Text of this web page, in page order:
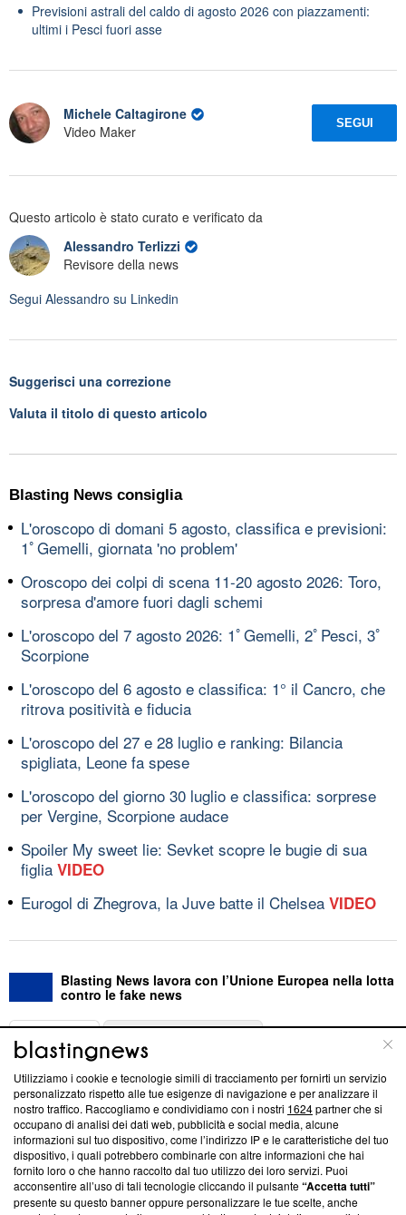
Previsioni astrali del caldo di agosto 2026 con piazzamenti:
ultimi i Pesci fuori asse
Michele Caltagirone
Video Maker
SEGUI
Questo articolo è stato curato e verificato da
Alessandro Terlizzi
Revisore della news
Segui Alessandro su Linkedin
Suggerisci una correzione
Valuta il titolo di questo articolo
Blasting News consiglia
L'oroscopo di domani 5 agosto, classifica e previsioni:
1ﾟGemelli, giornata 'no problem'
Oroscopo dei colpi di scena 11-20 agosto 2026: Toro,
sorpresa d'amore fuori dagli schemi
L'oroscopo del 7 agosto 2026: 1ﾟGemelli, 2ﾟPesci, 3ﾟ
Scorpione
L'oroscopo del 6 agosto e classifica: 1° il Cancro, che
ritrova positività e fiducia
L'oroscopo del 27 e 28 luglio e ranking: Bilancia
spigliata, Leone fa spese
L'oroscopo del giorno 30 luglio e classifica: sorprese
per Vergine, Scorpione audace
Spoiler My sweet lie: Sevket scopre le bugie di sua
figlia VIDEO
Eurogol di Zhegrova, la Juve batte il Chelsea VIDEO
Blasting News lavora con l’Unione Europea nella lotta
contro le fake news
ABOUT
Questa sezione offre informazioni trasparenti su Blasting
News, sui nostri processi editoriali e su come ci impegniamo a
creare news di qualità. Inoltre, afferma la nostra aderenza a
‘Trust Project - News with Integrity’Blasting News non è
ancora membro del programma, ma ha richiesto di farne
parte; Trust Project non ha ancora effettuato una verifica di
conformità agli standard.
Utilizziamo i cookie e tecnologie simili di tracciamento per fornirti un servizio
personalizzato rispetto alle tue esigenze di navigazione e per analizzare il
nostro traffico. Raccogliamo e condividiamo con i nostri 1624partner che si
occupano di analisi dei dati web, pubblicità e social media, alcune
informazioni sul tuo dispositivo, come l’indirizzo IP e le caratteristiche del tuo
dispositivo, i quali potrebbero combinarle con altre informazioni che hai
fornito loro o che hanno raccolto dal tuo utilizzo dei loro servizi. Puoi
acconsentire all’uso di tali tecnologie cliccando il pulsante“Accetta tutti”
presente su questo banner oppure personalizzare le tue scelte, anche